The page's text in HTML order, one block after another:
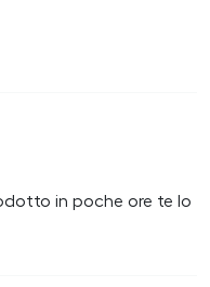
in poche ore te lo